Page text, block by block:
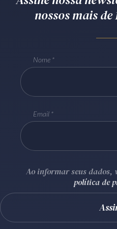
Batel Curitiba/PR
nossos mais
Nome
Email
Ao informar seus dados,
política de